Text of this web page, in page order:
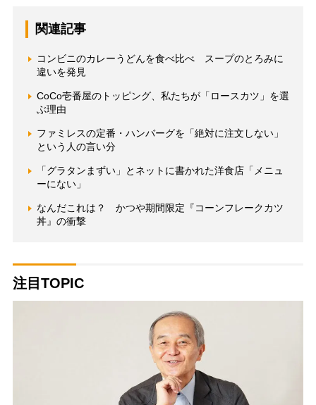
関連記事
コンビニのカレーうどんを食べ比べ スープのとろみに
違いを発見
CoCo壱番屋のトッピング、私たちが「ロースカツ」を選
ぶ理由
ファミレスの定番・ハンバーグを「絶対に注文しない」
という人の言い分
「グラタンまずい」とネットに書かれた洋食店「メニュ
ーにない」
なんだこれは？ かつや期間限定『コーンフレークカツ
丼』の衝撃
注目TOPIC